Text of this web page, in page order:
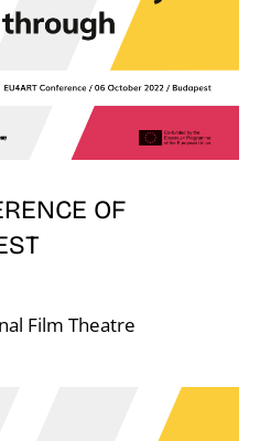
OF
Film Theatre